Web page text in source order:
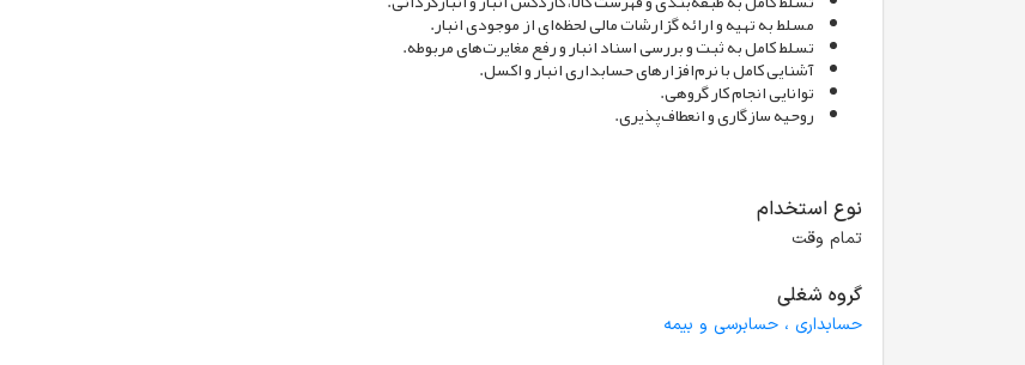
مسلط به تهیه و ارائه گزارشات مالی لحظه‌ای از موجودی انبار.
تسلط کامل به ثبت و بررسی اسناد انبار و رفع مغایرت‌های مربوطه.
آشنایی کامل با نرم‌افزارهای حسابداری انبار و اکسل.
توانایی انجام کار گروهی.
روحیه سازگاری و انعطاف‌پذیری.
نوع استخدام
تمام وقت
گروه شغلی
حسابداری ، حسابرسی و بیمه